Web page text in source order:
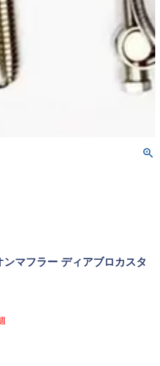
マフラー ディアブロカスタ